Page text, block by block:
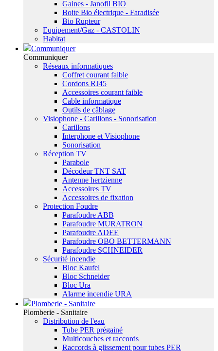
Gaines - Janofil BIO
Boite Bio électrique - Faradisée
Bio Rupteur
Equipement/Gaz - CASTOLIN
Habitat
Communiquer
Communiquer
Réseaux informatiques
Coffret courant faible
Cordons RJ45
Accessoires courant faible
Cable informatique
Outils de câblage
Visiophone - Carillons - Sonorisation
Carillons
Interphone et Visiophone
Sonorisation
Réception TV
Parabole
Décodeur TNT SAT
Antenne hertzienne
Accessoires TV
Accessoires de fixation
Protection Foudre
Parafoudre ABB
Parafoudre MURATRON
Parafoudre ADEE
Parafoudre OBO BETTERMANN
Parafoudre SCHNEIDER
Sécurité incendie
Bloc Kaufel
Bloc Schneider
Bloc Ura
Alarme incendie URA
Plomberie - Sanitaire
Plomberie - Sanitaire
Distribution de l'eau
Tube PER prégainé
Multicouches et raccords
Raccords à glissement pour tubes PER